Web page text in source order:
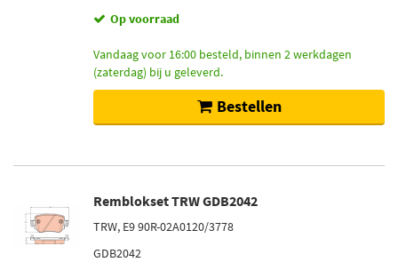
Op voorraad
Vandaag voor 16:00 besteld, binnen 2 werkdagen
(zaterdag) bij u geleverd.
Bestellen
Remblokset TRW GDB2042
TRW, E9 90R-02A0120/3778
GDB2042